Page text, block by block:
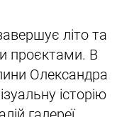
літо та
проєктами. В
Олександра
історію